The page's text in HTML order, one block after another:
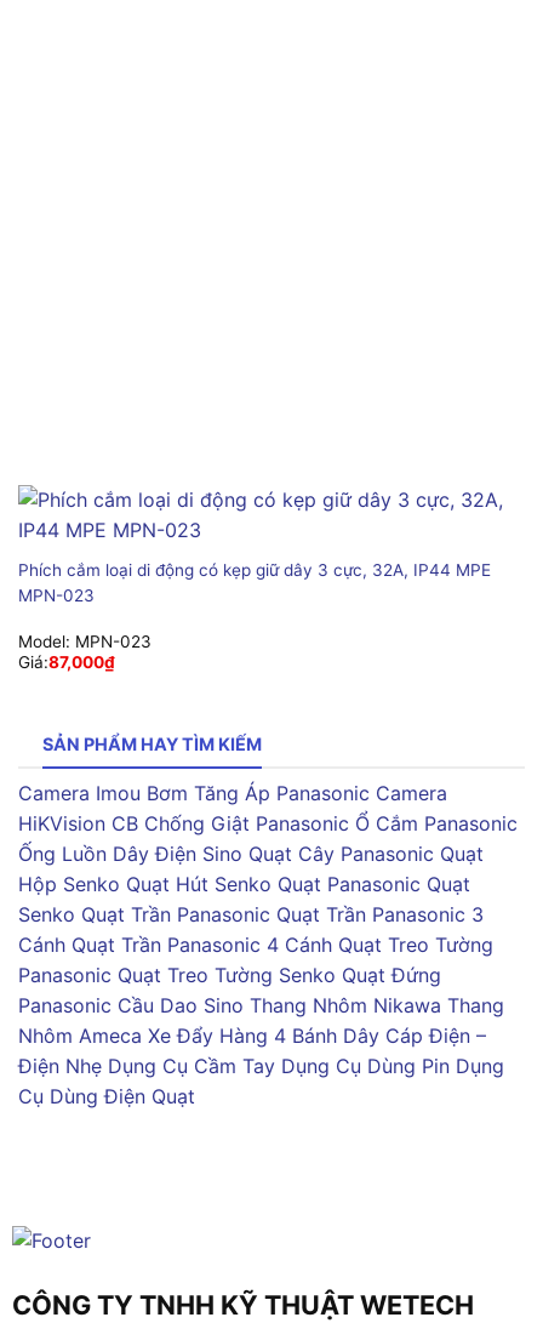
Phích cắm loại di động có kẹp giữ dây 3 cực, 32A, IP44 MPE
MPN-023
Model: MPN-023
Giá:87,000₫
SẢN PHẨM HAY TÌM KIẾM
Camera Imou Bơm Tăng Áp Panasonic Camera
HiKVision CB Chống Giật Panasonic Ổ Cắm Panasonic
Ống Luồn Dây Điện Sino Quạt Cây Panasonic Quạt
Hộp Senko Quạt Hút Senko Quạt Panasonic Quạt
Senko Quạt Trần Panasonic Quạt Trần Panasonic 3
Cánh Quạt Trần Panasonic 4 Cánh Quạt Treo Tường
Panasonic Quạt Treo Tường Senko Quạt Đứng
Panasonic Cầu Dao Sino Thang Nhôm Nikawa Thang
Nhôm Ameca Xe Đẩy Hàng 4 Bánh Dây Cáp Điện –
Điện Nhẹ Dụng Cụ Cầm Tay Dụng Cụ Dùng Pin Dụng
Cụ Dùng Điện Quạt
CÔNG TY TNHH KỸ THUẬT WETECH